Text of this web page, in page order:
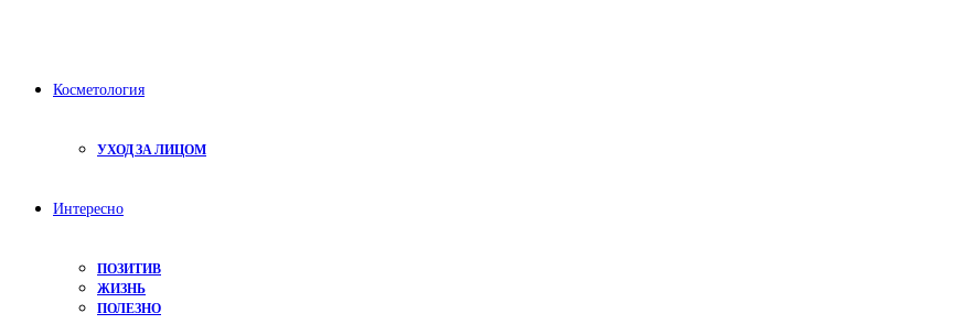
Косметология
УХОД ЗА ЛИЦОМ
Интересно
ПОЗИТИВ
ЖИЗНЬ
ПОЛЕЗНО